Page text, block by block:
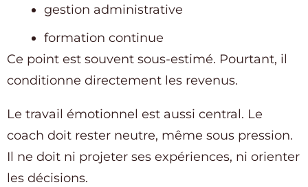
gestion administrative
formation continue
Ce point est souvent sous-estimé. Pourtant, il
conditionne directement les revenus.
Le travail émotionnel est aussi central. Le
coach doit rester neutre, même sous pression.
Il ne doit ni projeter ses expériences, ni orienter
les décisions.